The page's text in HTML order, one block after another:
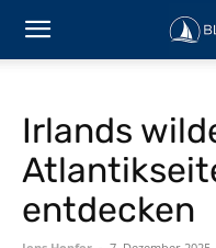
Irlands
entdecken